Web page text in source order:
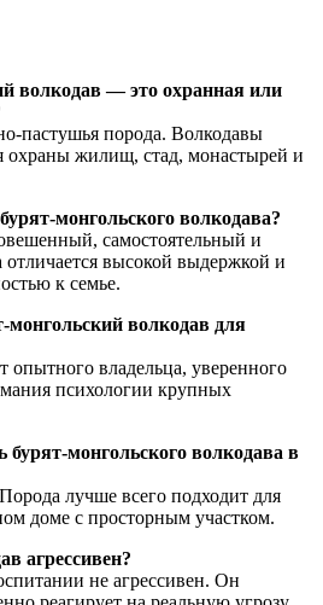
волкодав — это охранная или
пастушья порода. Волкодавы
охраны жилищ, стад, монастырей и
монгольского волкодава?
самостоятельный и
высокой выдержкой и
к семье.
монгольский волкодав для
опытного владельца, уверенного
психологии крупных
монгольского волкодава в
лучше всего подходит для
доме с просторным участком.
агрессивен?
не агрессивен. Он